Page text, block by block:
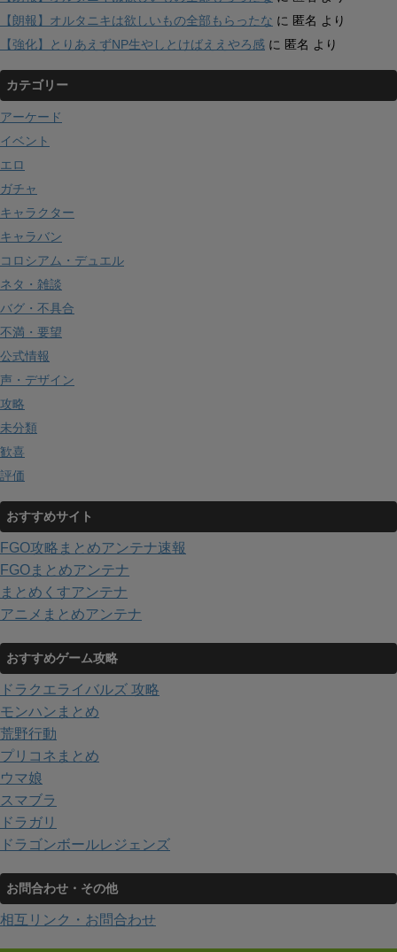
【朗報】オルタニキは欲しいもの全部もらったな に 匿名 より
【強化】とりあえずNP生やしとけばええやろ感 に 匿名 より
カテゴリー
アーケード
イベント
エロ
ガチャ
キャラクター
キャラバン
コロシアム・デュエル
ネタ・雑談
バグ・不具合
不満・要望
公式情報
声・デザイン
攻略
未分類
歓喜
評価
おすすめサイト
FGO攻略まとめアンテナ速報
FGOまとめアンテナ
まとめくすアンテナ
アニメまとめアンテナ
おすすめゲーム攻略
ドラクエライバルズ 攻略
モンハンまとめ
荒野行動
プリコネまとめ
ウマ娘
スマブラ
ドラガリ
ドラゴンボールレジェンズ
お問合わせ・その他
相互リンク・お問合わせ